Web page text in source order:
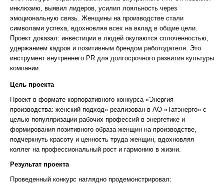
инклюзию, выявил лидеров, усилил лояльность через
эмоциональную связь. Женщины на производстве стали
символами успеха, вдохновляя всех на вклад в общие цели.
Проект доказал: инвестиции в людей окупаются сплоченностью,
удержанием кадров и позитивным брендом работодателя. Это
инструмент внутреннего PR для долгосрочного развития культуры
компании.
Цель проекта
Проект в формате корпоративного конкурса «Энергия
производства: женский подход» реализован в АО «Татэнерго» c
целью популяризации рабочих профессий в энергетике и
формирования позитивного образа женщин на производстве,
подчеркнуть красоту и ценность труда женщин, вдохновляя
коллег на профессиональный рост и гармонию в жизни.
Результат проекта
Проведенный конкурс наглядно продемонстрировал: